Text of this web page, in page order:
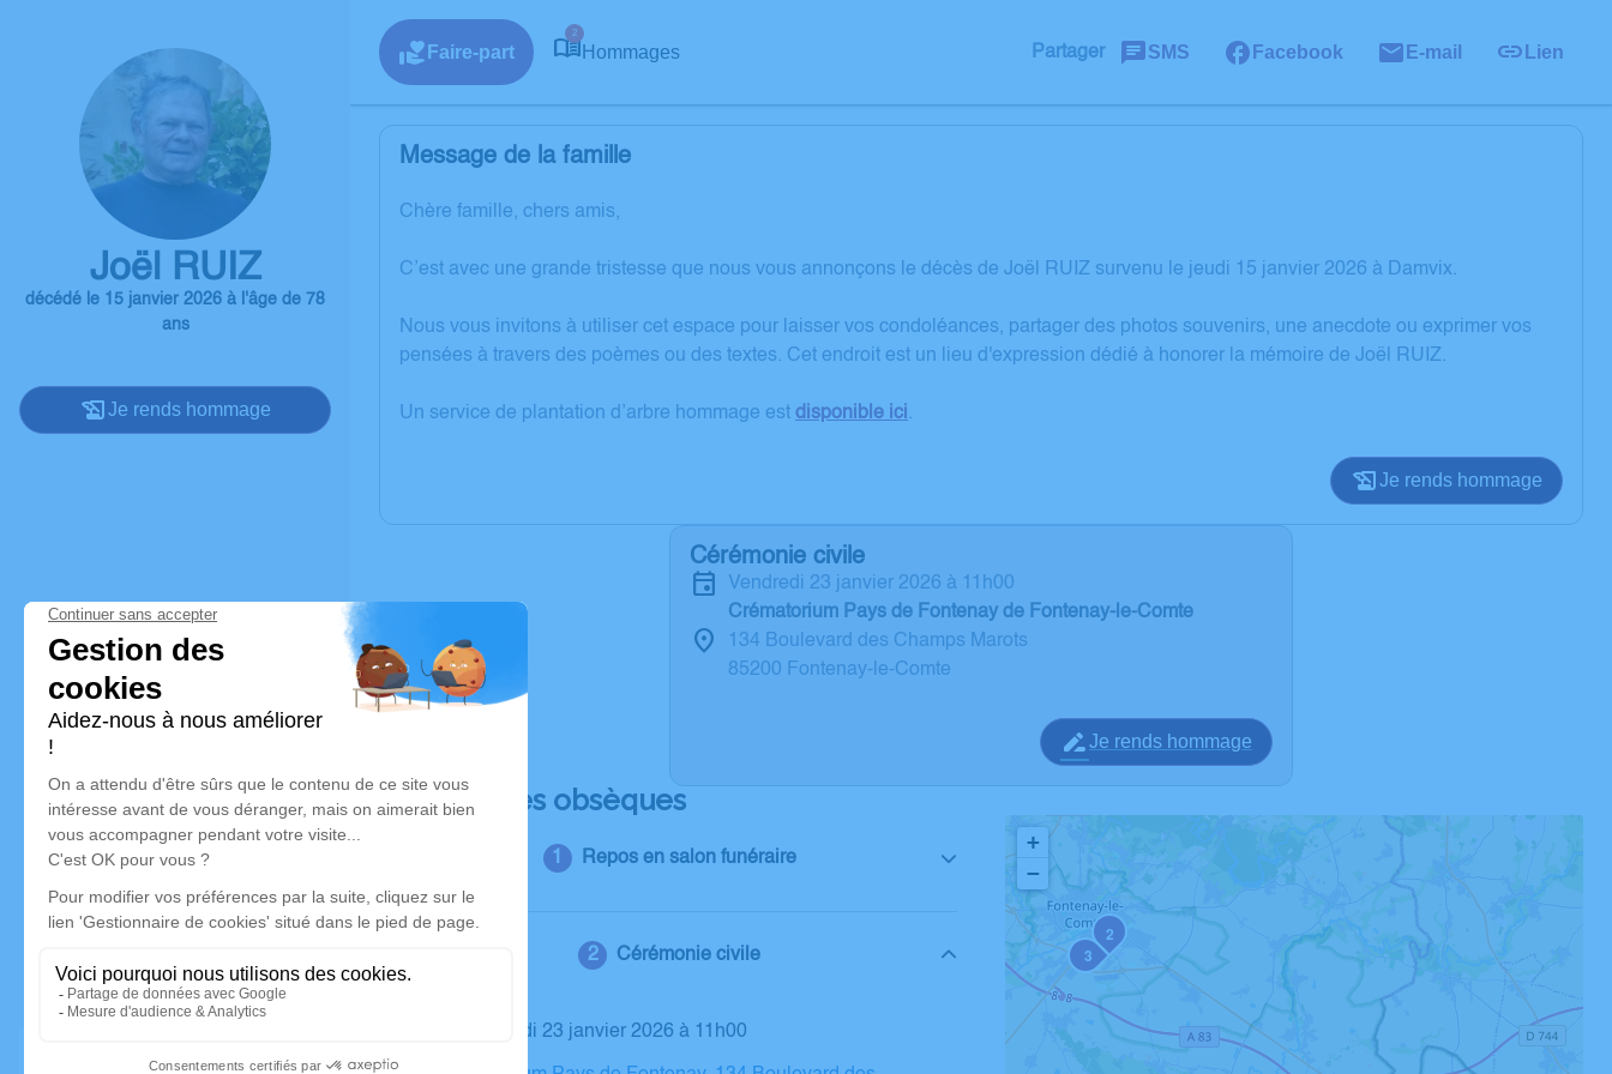
Joël RUIZ
décédé le 15 janvier 2026 à l'âge de 78
ans
Je rends hommage
Faire-part
2
Hommages Partager SMS Facebook E-mail Lien
Message de la famille
Chère famille, chers amis,
C’est avec une grande tristesse que nous vous annonçons le décès de Joël RUIZ survenu le jeudi 15 janvier 2026 à Damvix.
Nous vous invitons à utiliser cet espace pour laisser vos condoléances, partager des photos souvenirs, une anecdote ou exprimer vos
pensées à travers des poèmes ou des textes. Cet endroit est un lieu d'expression dédié à honorer la mémoire de Joël RUIZ.
Un service de plantation d’arbre hommage est disponible ici .
Je rends hommage
Cérémonie civile
vendredi 23 janvier 2026 à 11h00
Crématorium Pays de Fontenay de Fontenay-le-Comte
134 Boulevard des Champs Marots
85200 Fontenay-le-Comte
Je rends hommage
Déroulé des obsèques
Repos en salon funéraire
Cérémonie civile
Le vendredi 23 janvier 2026 à 11h00
2
3
+
−